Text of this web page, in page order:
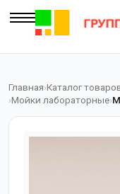
Главная Каталог
Мойки лабораторные